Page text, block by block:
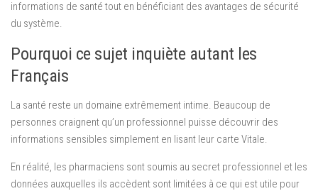
informations de santé tout en bénéficiant des avantages de sécurité
du système.
Pourquoi ce sujet inquiète autant les
Français
La santé reste un domaine extrêmement intime. Beaucoup de
personnes craignent qu’un professionnel puisse découvrir des
informations sensibles simplement en lisant leur carte Vitale.
En réalité, les pharmaciens sont soumis au secret professionnel et les
données auxquelles ils accèdent sont limitées à ce qui est utile pour